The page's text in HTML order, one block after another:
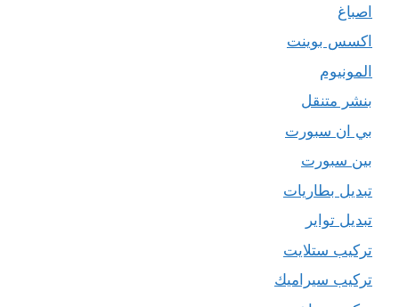
اصباغ
اكسس بوينت
المونيوم
بنشر متنقل
بي ان سبورت
بين سبورت
تبديل بطاريات
تبديل تواير
تركيب ستلايت
تركيب سيراميك